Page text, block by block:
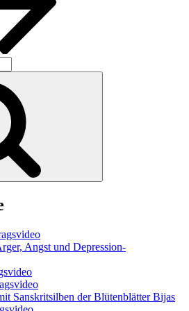
Angst und Depression-
Sanskritsilben der Blütenblätter Bijas